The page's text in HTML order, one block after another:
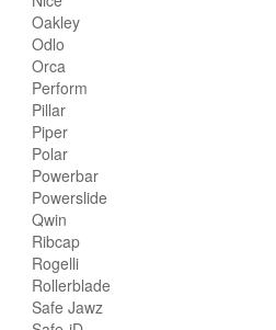
Oakley
Odlo
Orca
Perform
Pillar
Piper
Polar
Powerbar
Powerslide
Qwin
Ribcap
Rogelli
Rollerblade
Safe Jawz